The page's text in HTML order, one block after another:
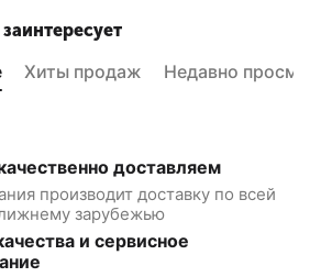
Хиты продаж Недавно
доставляем
производит доставку по всей
зарубежью
и сервисное